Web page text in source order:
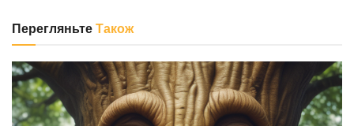
ПерегляньтеТакож